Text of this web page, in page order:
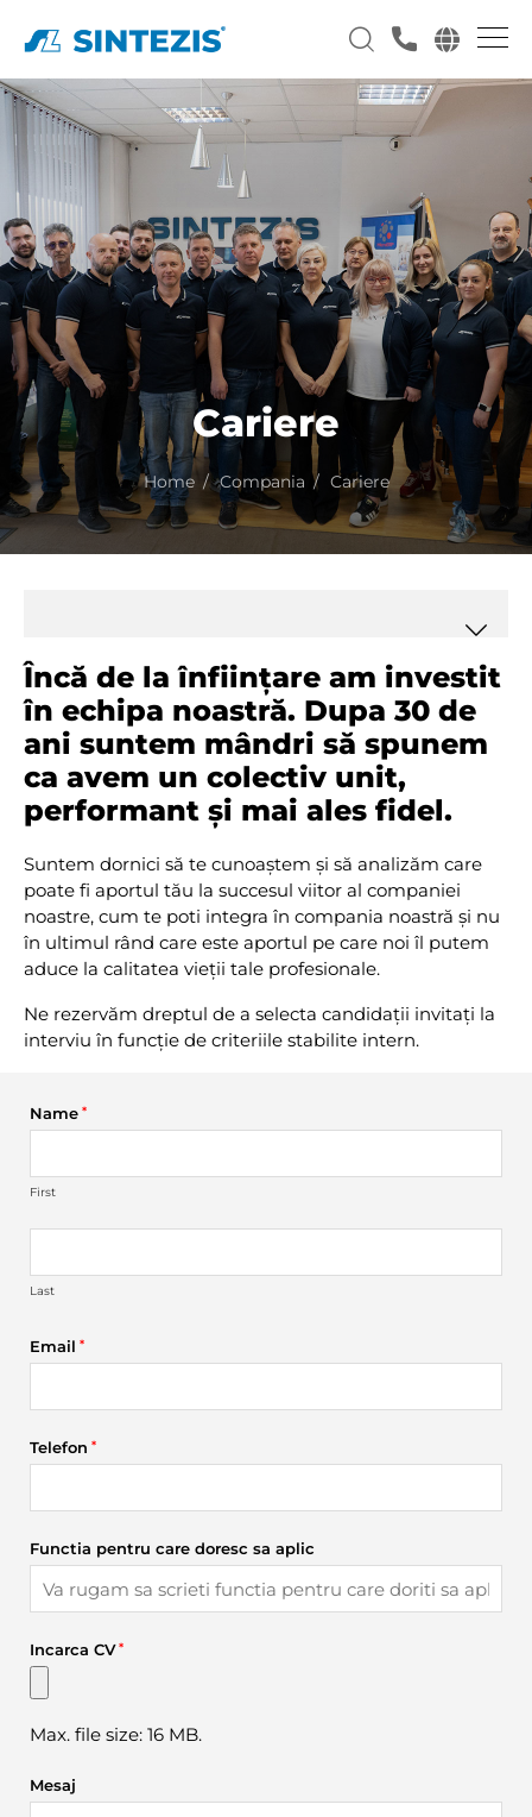
Cariere
Home Compania Cariere
Încă de la înființare am investit
în echipa noastră. Dupa 30 de
ani suntem mândri să spunem
ca avem un colectiv unit,
performant și mai ales fidel.
Suntem dornici să te cunoaștem și să analizăm care
poate fi aportul tău la succesul viitor al companiei
noastre, cum te poti integra în compania noastră și nu
în ultimul rând care este aportul pe care noi îl putem
aduce la calitatea vieții tale profesionale.
Ne rezervăm dreptul de a selecta candidații invitați la
interviu în funcție de criteriile stabilite intern.
Name *
First
Last
Email *
Telefon *
Functia pentru care doresc sa aplic
Incarca CV *
Max. file size: 16 MB.
Mesaj